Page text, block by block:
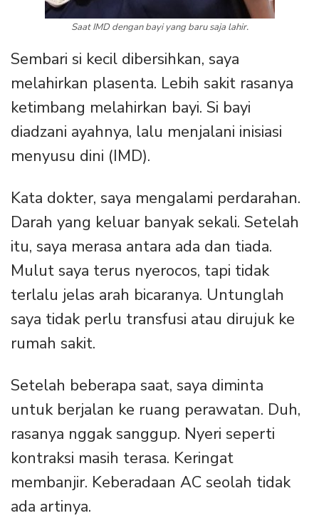
Saat IMD dengan bayi yang baru saja lahir.
Sembari si kecil dibersihkan, saya
melahirkan plasenta. Lebih sakit rasanya
ketimbang melahirkan bayi. Si bayi
diadzani ayahnya, lalu menjalani inisiasi
menyusu dini (IMD).
Kata dokter, saya mengalami perdarahan.
Darah yang keluar banyak sekali. Setelah
itu, saya merasa antara ada dan tiada.
Mulut saya terus nyerocos, tapi tidak
terlalu jelas arah bicaranya. Untunglah
saya tidak perlu transfusi atau dirujuk ke
rumah sakit.
Setelah beberapa saat, saya diminta
untuk berjalan ke ruang perawatan. Duh,
rasanya nggak sanggup. Nyeri seperti
kontraksi masih terasa. Keringat
membanjir. Keberadaan AC seolah tidak
ada artinya.